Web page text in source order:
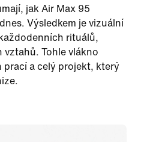
jak Air Max 95
Výsledkem je vizuální
rituálů,
vztahů. Tohle vlákno
prací a celý projekt, který